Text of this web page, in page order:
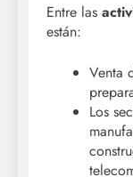
Entre las
están:
Venta
Los